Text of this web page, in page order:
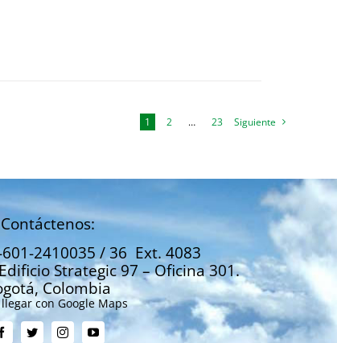
1 2 … 23 Siguiente
Contáctenos:
2410035 / 36 Ext. 4083
Strategic 97 – Oficina 301.
Colombia
con Google Maps